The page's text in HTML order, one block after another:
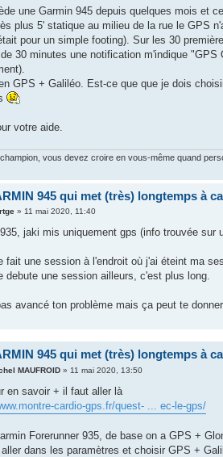
une Garmin 945 depuis quelques mois et
plus 5' statique au milieu de la rue le GPS
pour un simple footing). Sur les 30
30 minutes une notification m'indique
GPS + Galiléo. Est-ce que que je dois
votre aide.
vous devez croire en vous-même quand
945 qui met (très) longtemps à
» 11 mai 2020, 11:40
jaki mis uniquement gps (info trouvée
fait une session à l'endroit où j'ai éteint ma
debute une session ailleurs, c'est plus long.
avancé ton problème mais ça peut te
945 qui met (très) longtemps à
MAUFROID» 11 mai 2020, 13:50
en savoir + il faut aller là
cardio-gps.fr/quest- ... ec-le-gps/
Forerunner 935, de base on a GPS +
dans les paramètres et choisir GPS +